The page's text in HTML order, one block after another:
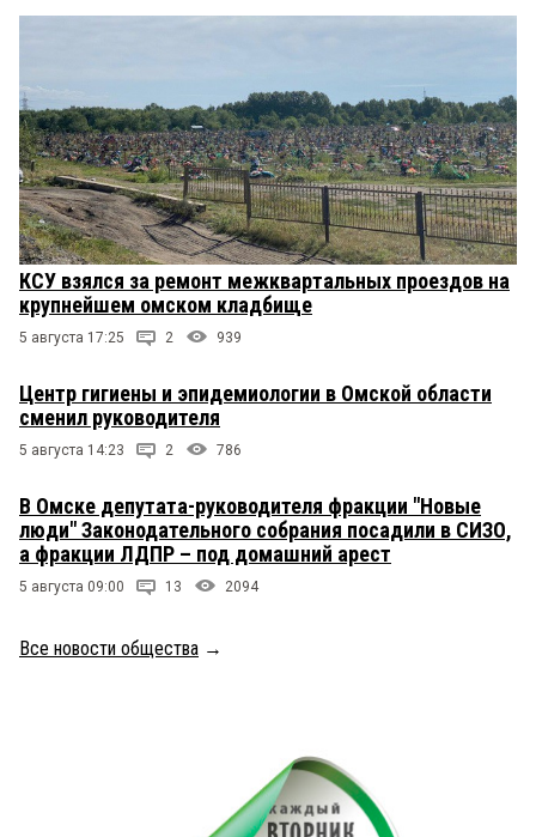
КСУ взялся за ремонт межквартальных проездов на
крупнейшем омском кладбище
5 августа 17:25 2 939
Центр гигиены и эпидемиологии в Омской области
сменил руководителя
5 августа 14:23 2 786
В Омске депутата-руководителя фракции "Новые
люди" Законодательного собрания посадили в СИЗО,
а фракции ЛДПР – под домашний арест
5 августа 09:00 13 2094
Все новости общества →